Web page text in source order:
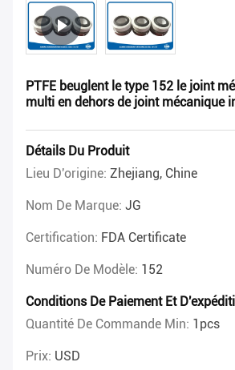
PTFE beuglent le type 152 le joint
multi en dehors de joint mécanique
Détails Du Produit
Lieu D'origine: Zhejiang, Chine
Nom De Marque: JG
Certification: FDA Certificate
Numéro De Modèle: 152
Conditions De Paiement Et
Quantité De Commande Min: 1pcs
Prix: USD